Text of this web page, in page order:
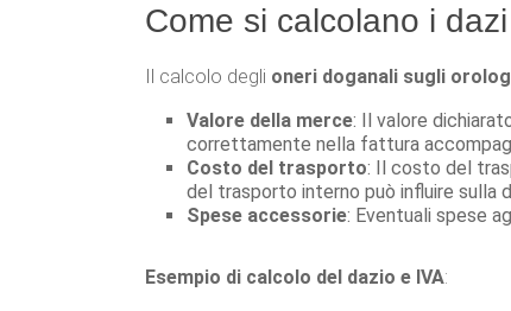
Come si calcolano i
Il calcolo degli oneri doganali sugli
Valore della merce: Il valore
correttamente nella fattura
Costo del trasporto: Il costo del
del trasporto interno può influire sulla
Spese accessorie: Eventuali spese
Esempio di calcolo del dazio e IVA: